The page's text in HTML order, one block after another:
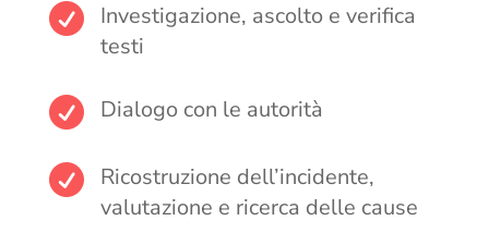
 Investigazione, ascolto e verifica
testi
 Dialogo con le autorità
 Ricostruzione dell’incidente,
valutazione e ricerca delle cause